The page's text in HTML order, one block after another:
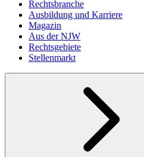
Rechtsbranche
Ausbildung und Karriere
Magazin
Aus der NJW
Rechtsgebiete
Stellenmarkt